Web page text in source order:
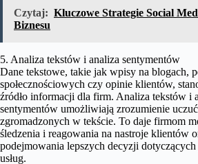
Czytaj: Kluczowe Strategie Social
Biznesu
5. Analiza tekstów i analiza sentymentów
Dane tekstowe, takie jak wpisy na blogach,
społecznościowych czy opinie klientów,
źródło informacji dla firm. Analiza tekstów i
sentymentów umożliwiają zrozumienie
zgromadzonych w tekście. To daje firmom
śledzenia i reagowania na nastroje klientów
podejmowania lepszych decyzji
usług.